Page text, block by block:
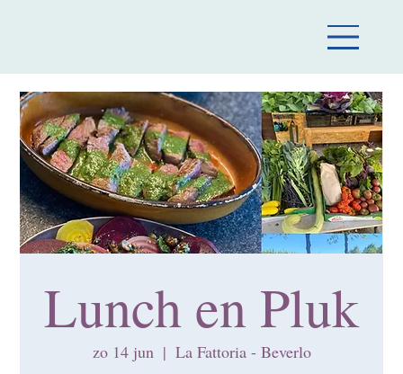
Lunch en Pluk
zo 14 jun
  |
La Fattoria - Beverlo